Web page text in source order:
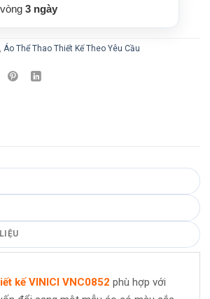
3 ngày
Áo Thể Thao Thiết Kế Theo Yêu Cầu
kế VINICI VNC0852 phù hợp với